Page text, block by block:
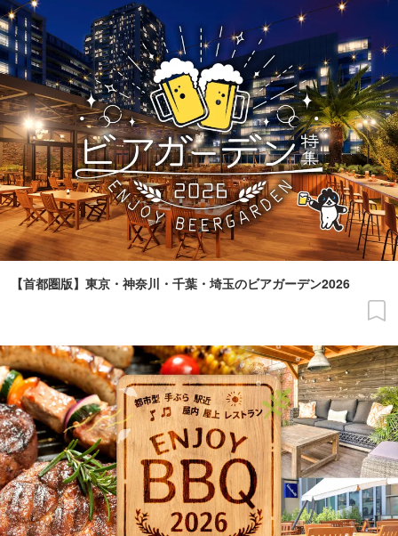
【首都圏版】東京・神奈川・千葉・埼玉のビアガーデン2026